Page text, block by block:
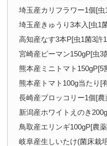
埼玉産カリフラワー1個[虫
埼玉産きゅうり3本入[虫1
高知産なす3本P[虫1菌3許
宮崎産ピーマン150gP[虫3
熊本産ミニトマト150gP[5
熊本産トマト100g当たり[
長崎産ブロッコリー1個[農
新潟産ホワイトえのき
鳥取産エリンギ100gP[農
岐阜産生しいたけ(菌床栽